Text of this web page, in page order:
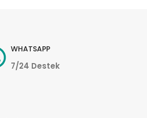
WHATSAPP
7/24 Destek